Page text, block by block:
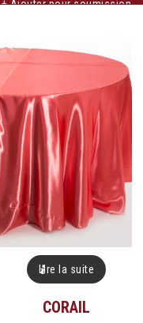
+ Ajouter pour soumission
Lire la suite
CORAIL